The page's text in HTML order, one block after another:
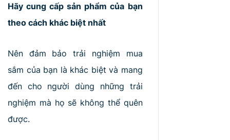
Hãy cung cấp sản phẩm của bạn
theo cách khác biệt nhất
Nên đảm bảo trải nghiệm mua
sắm của bạn là khác biệt và mang
đến cho người dùng những trải
nghiệm mà họ sẽ không thể quên
được.